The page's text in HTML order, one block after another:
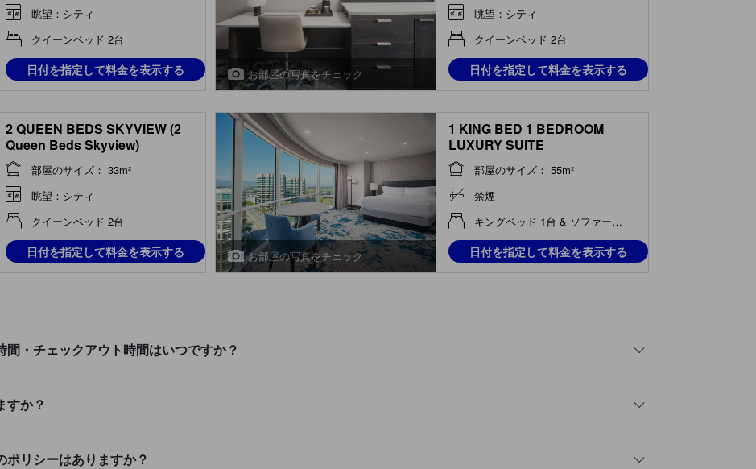
眺望：シティ
クイーンベッド 2台
日付を指定して料金を表示する お部屋の写真をチェック
眺望：シティ
クイーンベッド 2台
日付を指定して料金を表示する
2 QUEEN BEDS SKYVIEW (2
Queen Beds Skyview)
部屋のサイズ： 33m²
眺望：シティ
クイーンベッド 2台
日付を指定して料金を表示する お部屋の写真をチェック
1 KING BED 1 BEDROOM
LUXURY SUITE
部屋のサイズ： 55m²
禁煙
キングベッド 1台 & ソファーベッド 1台
日付を指定して料金を表示する
・チェックアウト時間はいつですか？
すか？
ポリシーはありますか？